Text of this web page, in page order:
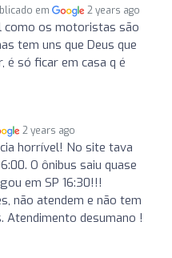
em 2 years ago
como os motoristas são
tem uns que Deus que
é só ficar em casa q é
2 years ago
horrível! No site tava
O ônibus saiu quase
em SP 16:30!!!
não atendem e não tem
Atendimento desumano !